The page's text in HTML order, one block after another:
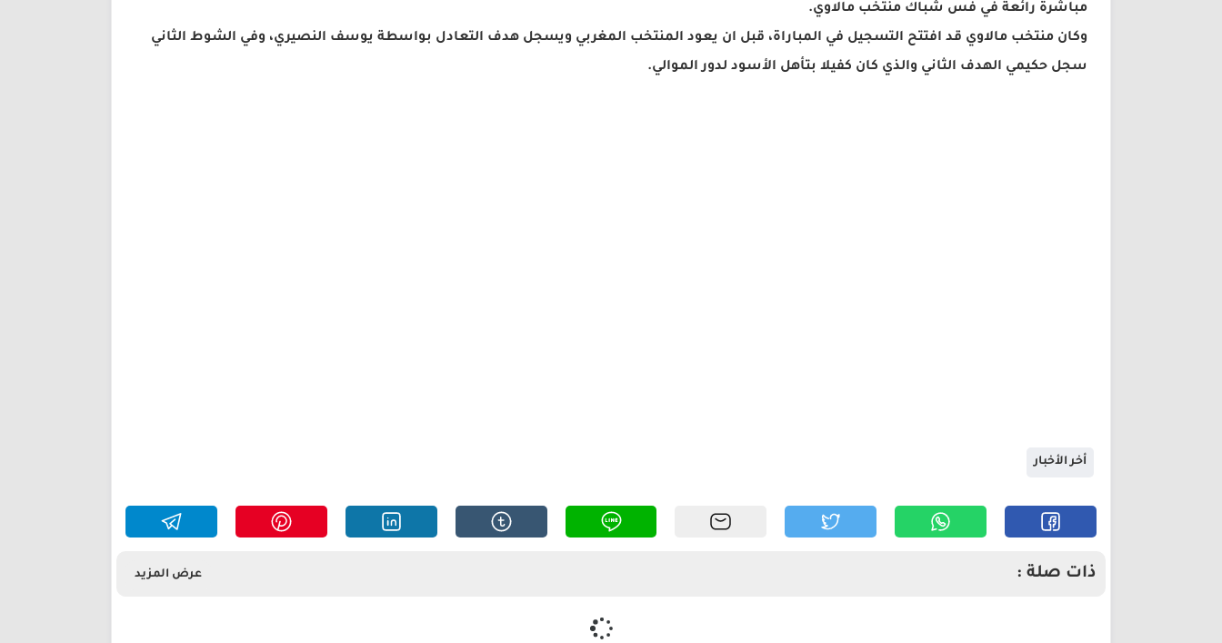
مباشرة رائعة في فس شباك منتخب مالاوي.
وكان منتخب مالاوي قد افتتح التسجيل في المباراة، قبل ان يعود المنتخب المغربي ويسجل هدف التعادل بواسطة يوسف النصيري، وفي الشوط الثاني
سجل حكيمي الهدف الثاني والذي كان كفيلا بتأهل الأسود لدور الموالي.
أخر الأخبار
عرض المزيد ذات صلة :